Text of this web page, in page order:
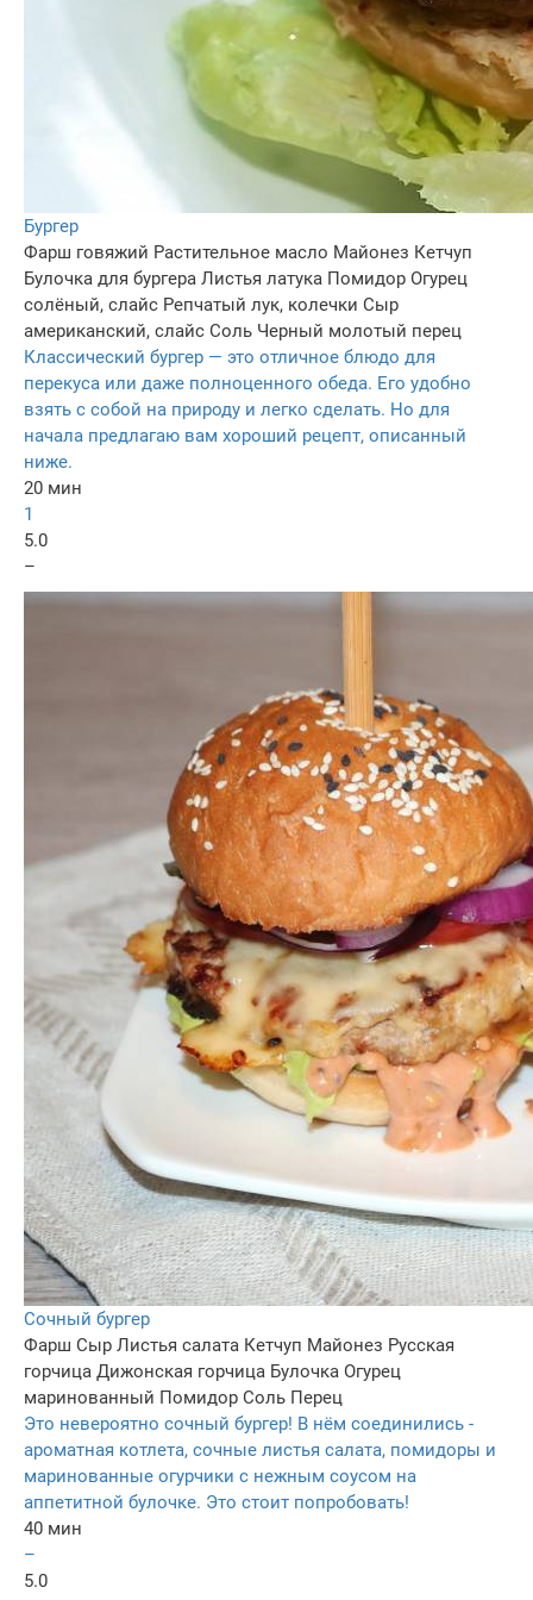
Бургер
Фарш говяжий Растительное масло Майонез Кетчуп
Булочка для бургера Листья латука Помидор Огурец
солёный, слайс Репчатый лук, колечки Сыр
американский, слайс Соль Черный молотый перец
Классический бургер — это отличное блюдо для
перекуса или даже полноценного обеда. Его удобно
взять с собой на природу и легко сделать. Но для
начала предлагаю вам хороший рецепт, описанный
ниже.
20 мин
1
5.0
–
Сочный бургер
Фарш Сыр Листья салата Кетчуп Майонез Русская
горчица Дижонская горчица Булочка Огурец
маринованный Помидор Соль Перец
Это невероятно сочный бургер! В нём соединились -
ароматная котлета, сочные листья салата, помидоры и
маринованные огурчики с нежным соусом на
аппетитной булочке. Это стоит попробовать!
40 мин
–
5.0